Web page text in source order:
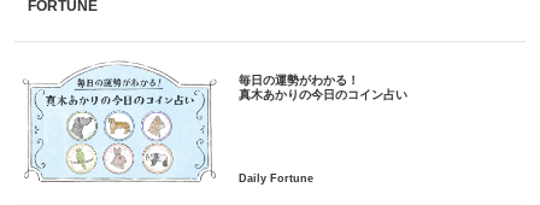
FORTUNE
毎日の運勢がわかる！